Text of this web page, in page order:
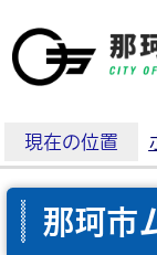
現在の位置
那珂市